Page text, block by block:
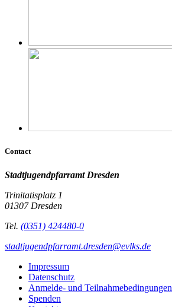
Contact
Stadtjugendpfarramt Dresden
Trinitatisplatz 1
01307 Dresden
Tel. (0351) 424480-0
stadtjugendpfarramt.dresden@evlks.de
Impressum
Datenschutz
Anmelde- und Teilnahmebedingungen
Spenden